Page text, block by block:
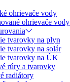
ohrievače vody
ohrievače vody
tvarovky na plyn
tvarovky na solár
tvarovky na ÚK
rúry a tvarovky
radiátory